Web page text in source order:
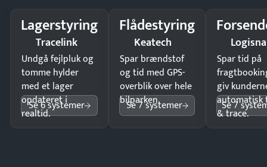
Lagerstyring
Tracelink
Undgå fejlpluk og
tomme hylder
med et lager
opdateret i
realtid.
Se 6 systemer
Flådestyring
Keatech
Spar brændstof
og tid med GPS-
overblik over hele
bilparken.
Se 7 systemer
Spar tid på
giv
automatisk
& trace.
Se 7